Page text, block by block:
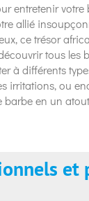
entretenir
allié
ce trésor
tous les
à différents
irritations, ou
en un
et